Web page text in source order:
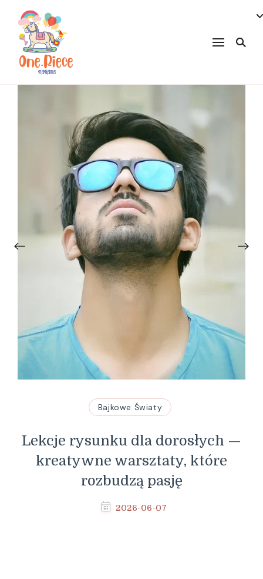
Bajkowe Światy
Lekcje rysunku dla dorosłych —
kreatywne warsztaty, które
rozbudzą pasję
2026-06-07